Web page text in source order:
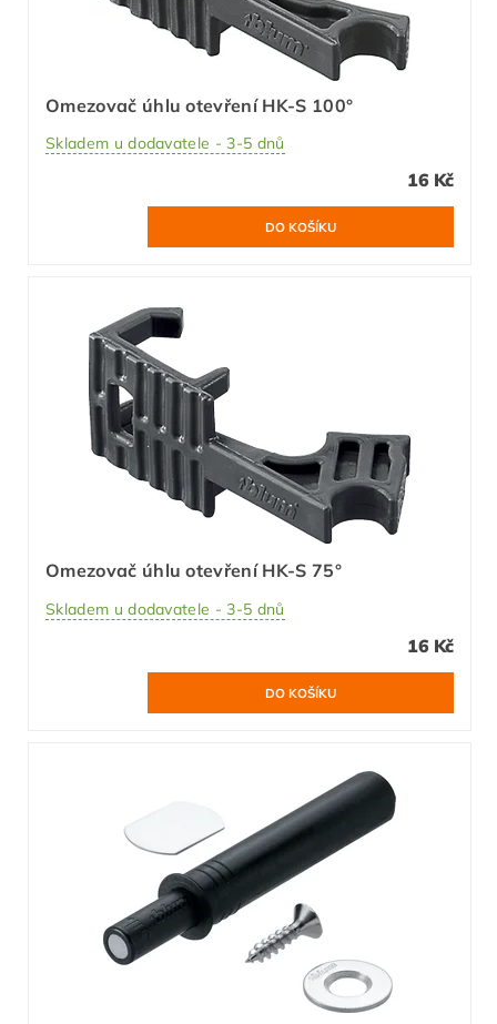
Omezovač úhlu otevření HK-S 100°
Skladem u dodavatele - 3-5 dnů
16 Kč
Omezovač úhlu otevření HK-S 75°
Skladem u dodavatele - 3-5 dnů
16 Kč